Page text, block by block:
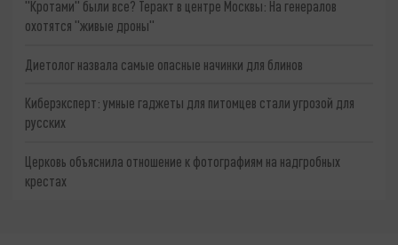
"Кротами" были все? Теракт в центре Москвы: На генералов
охотятся "живые дроны"
Диетолог назвала самые опасные начинки для блинов
Киберэксперт: умные гаджеты для питомцев стали угрозой для
русских
Церковь объяснила отношение к фотографиям на надгробных
крестах